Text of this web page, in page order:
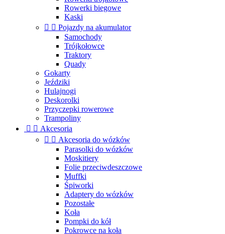
Rowerki biegowe
Kaski
  Pojazdy na akumulator
Samochody
Trójkołowce
Traktory
Quady
Gokarty
Jeździki
Hulajnogi
Deskorolki
Przyczepki rowerowe
Trampoliny
  Akcesoria
  Akcesoria do wózków
Parasolki do wózków
Moskitiery
Folie przeciwdeszczowe
Muffki
Śpiworki
Adaptery do wózków
Pozostałe
Koła
Pompki do kół
Pokrowce na koła